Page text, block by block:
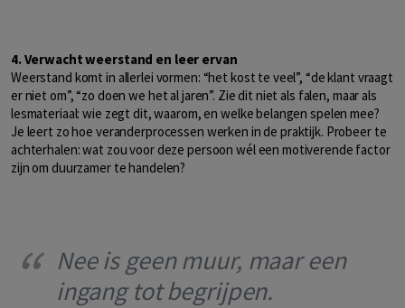
4. Verwacht weerstand en leer ervan
Weerstand komt in allerlei vormen: “het kost te veel”, “de klant vraagt
er niet om”, “zo doen we het al jaren”. Zie dit niet als falen, maar als
lesmateriaal: wie zegt dit, waarom, en welke belangen spelen mee?
Je leert zo hoe veranderprocessen werken in de praktijk. Probeer te
achterhalen: wat zou voor deze persoon wél een motiverende factor
zijn om duurzamer te handelen?
Nee is geen muur, maar een
ingang tot begrijpen.